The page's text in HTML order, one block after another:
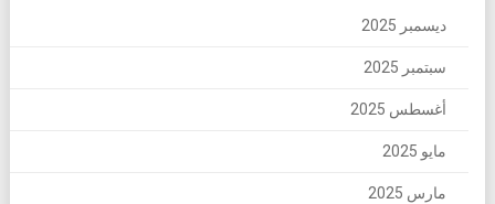
ديسمبر 2025
سبتمبر 2025
أغسطس 2025
مايو 2025
مارس 2025